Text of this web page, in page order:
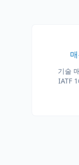
기술
IATF